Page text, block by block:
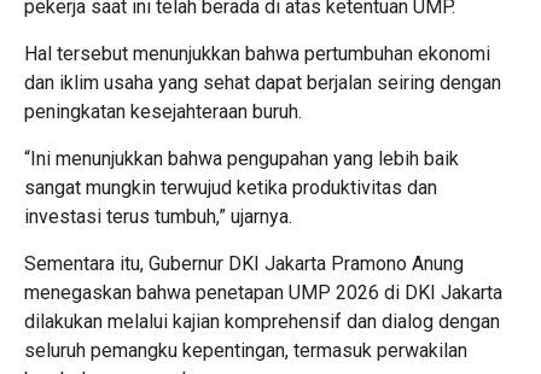
pekerja saat ini telah berada di atas ketentuan UMP.
Hal tersebut menunjukkan bahwa pertumbuhan ekonomi
dan iklim usaha yang sehat dapat berjalan seiring dengan
peningkatan kesejahteraan buruh.
“Ini menunjukkan bahwa pengupahan yang lebih baik
sangat mungkin terwujud ketika produktivitas dan
investasi terus tumbuh,” ujarnya.
Sementara itu, Gubernur DKI Jakarta Pramono Anung
menegaskan bahwa penetapan UMP 2026 di DKI Jakarta
dilakukan melalui kajian komprehensif dan dialog dengan
seluruh pemangku kepentingan, termasuk perwakilan